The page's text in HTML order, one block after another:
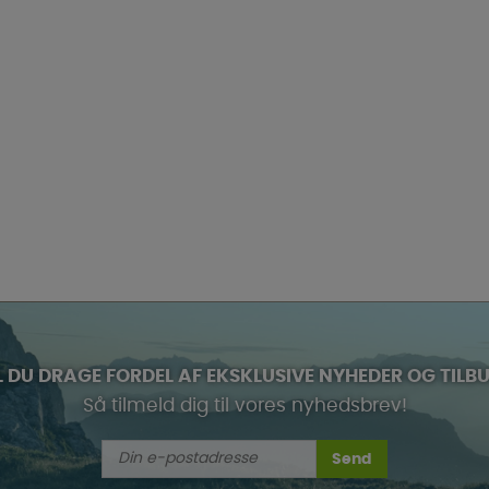
DU DRAGE FORDEL AF EKSKLUSIVE NYHEDER OG
Så tilmeld dig til vores nyhedsbrev!
Send